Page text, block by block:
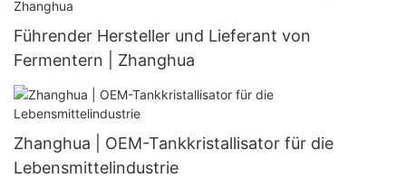
Führender Hersteller und Lieferant von
Fermentern | Zhanghua
Zhanghua | OEM-Tankkristallisator für die
Lebensmittelindustrie